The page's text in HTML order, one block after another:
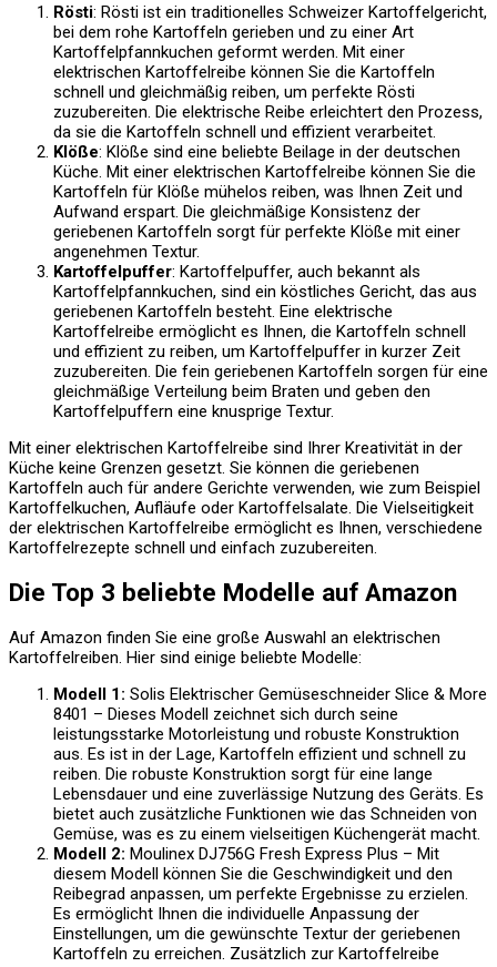
Rösti: Rösti ist ein traditionelles Schweizer Kartoffelgericht,
bei dem rohe Kartoffeln gerieben und zu einer Art
Kartoffelpfannkuchen geformt werden. Mit einer
elektrischen Kartoffelreibe können Sie die Kartoffeln
schnell und gleichmäßig reiben, um perfekte Rösti
zuzubereiten. Die elektrische Reibe erleichtert den Prozess,
da sie die Kartoffeln schnell und effizient verarbeitet.
Klöße: Klöße sind eine beliebte Beilage in der deutschen
Küche. Mit einer elektrischen Kartoffelreibe können Sie die
Kartoffeln für Klöße mühelos reiben, was Ihnen Zeit und
Aufwand erspart. Die gleichmäßige Konsistenz der
geriebenen Kartoffeln sorgt für perfekte Klöße mit einer
angenehmen Textur.
Kartoffelpuffer: Kartoffelpuffer, auch bekannt als
Kartoffelpfannkuchen, sind ein köstliches Gericht, das aus
geriebenen Kartoffeln besteht. Eine elektrische
Kartoffelreibe ermöglicht es Ihnen, die Kartoffeln schnell
und effizient zu reiben, um Kartoffelpuffer in kurzer Zeit
zuzubereiten. Die fein geriebenen Kartoffeln sorgen für eine
gleichmäßige Verteilung beim Braten und geben den
Kartoffelpuffern eine knusprige Textur.
Mit einer elektrischen Kartoffelreibe sind Ihrer Kreativität in der
Küche keine Grenzen gesetzt. Sie können die geriebenen
Kartoffeln auch für andere Gerichte verwenden, wie zum Beispiel
Kartoffelkuchen, Aufläufe oder Kartoffelsalate. Die Vielseitigkeit
der elektrischen Kartoffelreibe ermöglicht es Ihnen, verschiedene
Kartoffelrezepte schnell und einfach zuzubereiten.
Die Top 3 beliebte Modelle auf Amazon
Auf Amazon finden Sie eine große Auswahl an elektrischen
Kartoffelreiben. Hier sind einige beliebte Modelle:
Modell 1: Solis Elektrischer Gemüseschneider Slice & More
8401 – Dieses Modell zeichnet sich durch seine
leistungsstarke Motorleistung und robuste Konstruktion
aus. Es ist in der Lage, Kartoffeln effizient und schnell zu
reiben. Die robuste Konstruktion sorgt für eine lange
Lebensdauer und eine zuverlässige Nutzung des Geräts. Es
bietet auch zusätzliche Funktionen wie das Schneiden von
Gemüse, was es zu einem vielseitigen Küchengerät macht.
Modell 2: Moulinex DJ756G Fresh Express Plus – Mit
diesem Modell können Sie die Geschwindigkeit und den
Reibegrad anpassen, um perfekte Ergebnisse zu erzielen.
Es ermöglicht Ihnen die individuelle Anpassung der
Einstellungen, um die gewünschte Textur der geriebenen
Kartoffeln zu erreichen. Zusätzlich zur Kartoffelreibe